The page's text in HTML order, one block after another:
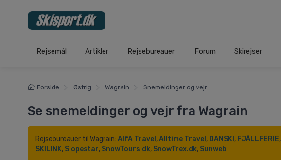
Rejsemål Artikler Rejsebureauer Forum Skirejser
Forside Østrig Wagrain Snemeldinger og vejr
Se snemeldinger og vejr fra Wagrain
Rejsebureauer til Wagrain: AlfA Travel ,Alltime Travel , DANSKI , FJÄLLFERIE,
SKILINK, Slopestar, SnowTours.dk, SnowTrex.dk, Sunweb